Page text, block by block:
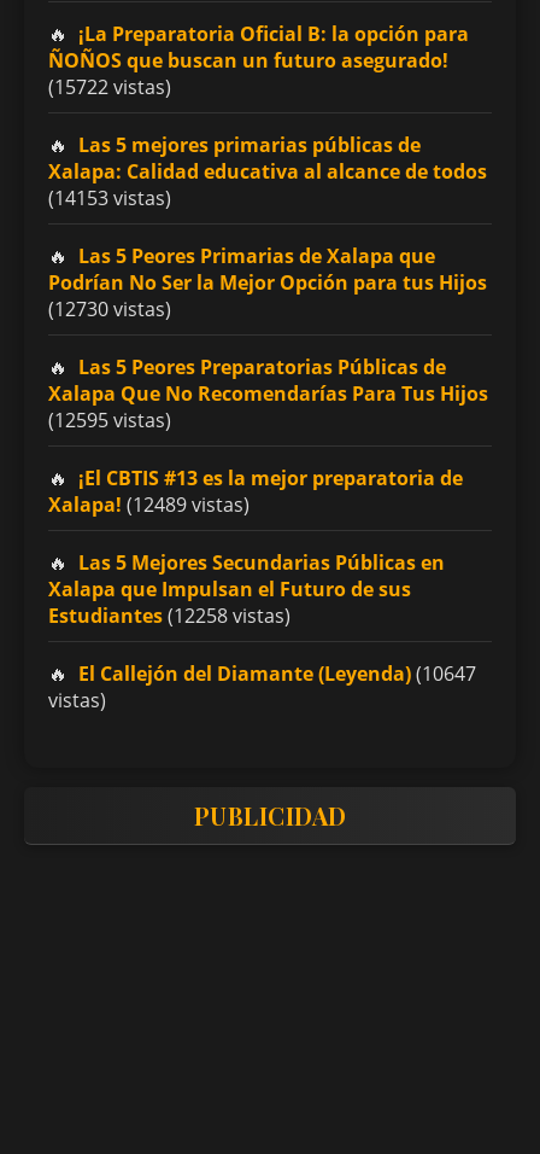
¡La Preparatoria Oficial B: la opción para
ÑOÑOS que buscan un futuro asegurado!
(15722 vistas)
Las 5 mejores primarias públicas de
Xalapa: Calidad educativa al alcance de todos
(14153 vistas)
Las 5 Peores Primarias de Xalapa que
Podrían No Ser la Mejor Opción para tus Hijos
(12730 vistas)
Las 5 Peores Preparatorias Públicas de
Xalapa Que No Recomendarías Para Tus Hijos
(12595 vistas)
¡El CBTIS #13 es la mejor preparatoria de
Xalapa! (12489 vistas)
Las 5 Mejores Secundarias Públicas en
Xalapa que Impulsan el Futuro de sus
Estudiantes(12258 vistas)
El Callejón del Diamante (Leyenda)(10647
vistas)
PUBLICIDAD